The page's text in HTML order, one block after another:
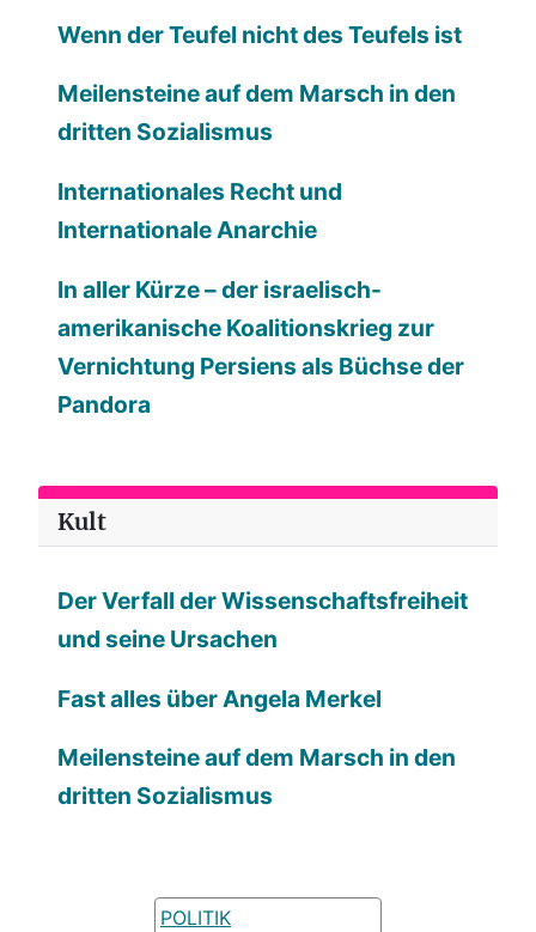
Wenn der Teufel nicht des Teufels ist
Meilensteine auf dem Marsch in den
dritten Sozialismus
Internationales Recht und
Internationale Anarchie
In aller Kürze – der israelisch-
amerikanische Koalitionskrieg zur
Vernichtung Persiens als Büchse der
Pandora
Kult
Der Verfall der Wissenschaftsfreiheit
und seine Ursachen
Fast alles über Angela Merkel
Meilensteine auf dem Marsch in den
dritten Sozialismus
POLITIK